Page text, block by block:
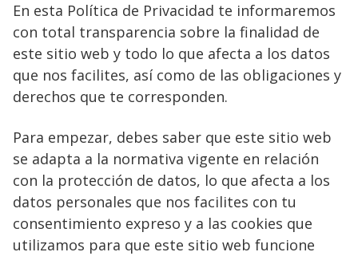
En esta Política de Privacidad te informaremos
con total transparencia sobre la finalidad de
este sitio web y todo lo que afecta a los datos
que nos facilites, así como de las obligaciones y
derechos que te corresponden.
Para empezar, debes saber que este sitio web
se adapta a la normativa vigente en relación
con la protección de datos, lo que afecta a los
datos personales que nos facilites con tu
consentimiento expreso y a las cookies que
utilizamos para que este sitio web funcione